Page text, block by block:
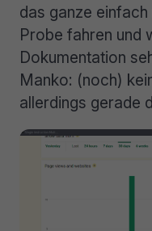
das ganze
Probe fahren und
Dokumentation
Manko: (noch)
allerdings gerade